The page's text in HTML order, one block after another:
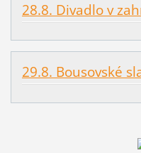
28.8. Divadlo v
29.8. Bousovské